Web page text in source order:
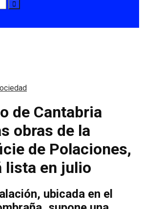
de Cantabria
obras de la
de Polaciones,
lista en julio
ubicada en el